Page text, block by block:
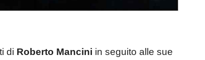
di Roberto Mancini in seguito alle sue